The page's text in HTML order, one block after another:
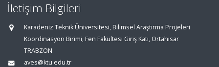
İletişim Bilgileri
Karadeniz Teknik Üniversitesi, Bilimsel Araştırma Projeleri
Koordinasyon Birimi, Fen Fakültesi Giriş Katı, Ortahisar
TRABZON
aves@ktu.edu.tr